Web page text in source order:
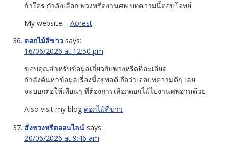
ถ้าใคร กำลังเลือก พวงหรีดงานศพ บทความนี้ตอบโจทย์
My website – Aorest
ดอกไม้สีขาว says:
16/06/2026 at 12:50 pm
ขอบคุณสำหรับข้อมูลเกี่ยวกับพวงหรีดที่ละเอียด
กำลังค้นหาข้อมูลเรื่องนี้อยู่พอดี ถือว่าเจอบทความดีๆ เลย
จะบอกต่อให้เพื่อนๆ ที่ต้องการเลือกดอกไม้ไปงานศพอ่านด้วย
Also visit my blog ดอกไม้สีขาว
สั่งพวงหรีดออนไลน์ says:
20/06/2026 at 9:46 am